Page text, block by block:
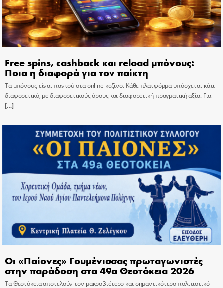
Free spins, cashback και reload μπόνους:
Ποια η διαφορά για τον παίκτη
Τα μπόνους είναι παντού στα online καζίνο. Κάθε πλατφόρμα υπόσχεται κάτι
διαφορετικό, με διαφορετικούς όρους και διαφορετική πραγματική αξία. Για
[…]
Οι «Παίονες» Γουμένισσας πρωταγωνιστές
στην παράδοση στα 49α Θεοτόκεια 2026
Τα Θεοτόκεια αποτελούν τον μακροβιότερο και σημαντικότερο πολιτιστικό